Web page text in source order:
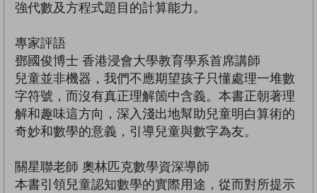
強代數及方程式題目的計算能力。
專家評語
鄧國俊博士 香港浸會大學教育學系首席講師
兒童並非機器，我們不應期望孩子只懂處理一堆數
字符號，而沒有真正理解箇中含義。本書正朝著理
解和趣味這方向，深入淺出地幫助兒童明白算術的
奇妙和數學的意義，引導兒童與數字為友。
關星聯老師 奧林匹克數學資深導師
本書引領兒童認知數學的實際用途，從而對所提示